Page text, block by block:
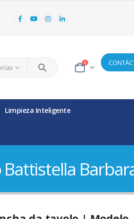
0
Limpieza Inteligente